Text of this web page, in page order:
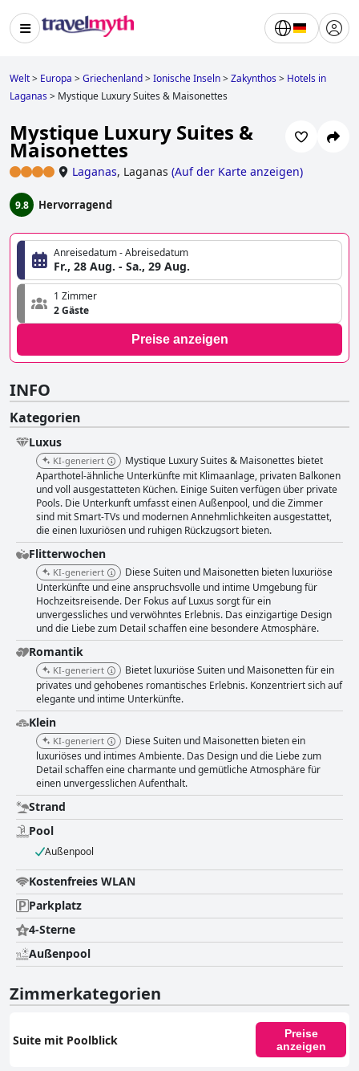
Welt> Europa >Griechenland>Ionische Inseln>Zakynthos> Hotels in
Laganas> Mystique Luxury Suites & Maisonettes
Mystique Luxury Suites &
Maisonettes
Laganas, Laganas (Auf der Karte anzeigen)
9.8 Hervorragend
Anreisedatum - Abreisedatum
Fr., 28 Aug. - Sa., 29 Aug.
1 Zimmer
2 Gäste
Preise anzeigen
INFO
Kategorien
Luxus
KI-generiert
Mystique Luxury Suites & Maisonettes bietet
Aparthotel-ähnliche Unterkünfte mit Klimaanlage, privaten Balkonen
und voll ausgestatteten Küchen. Einige Suiten verfügen über private
Pools. Die Unterkunft umfasst einen Außenpool, und die Zimmer
sind mit Smart-TVs und modernen Annehmlichkeiten ausgestattet,
die einen luxuriösen und ruhigen Rückzugsort bieten.
Flitterwochen
KI-generiert
Diese Suiten und Maisonetten bieten luxuriöse
Unterkünfte und eine anspruchsvolle und intime Umgebung für
Hochzeitsreisende. Der Fokus auf Luxus sorgt für ein
unvergessliches und verwöhntes Erlebnis. Das einzigartige Design
und die Liebe zum Detail schaffen eine besondere Atmosphäre.
Romantik
KI-generiert
Bietet luxuriöse Suiten und Maisonetten für ein
privates und gehobenes romantisches Erlebnis. Konzentriert sich auf
elegante und intime Unterkünfte.
Klein
KI-generiert
Diese Suiten und Maisonetten bieten ein
luxuriöses und intimes Ambiente. Das Design und die Liebe zum
Detail schaffen eine charmante und gemütliche Atmosphäre für
einen unvergesslichen Aufenthalt.
Strand
Pool
Außenpool
Kostenfreies WLAN
Parkplatz
4-Sterne
Außenpool
Zimmerkategorien
Suite mit Poolblick
Preise
anzeigen